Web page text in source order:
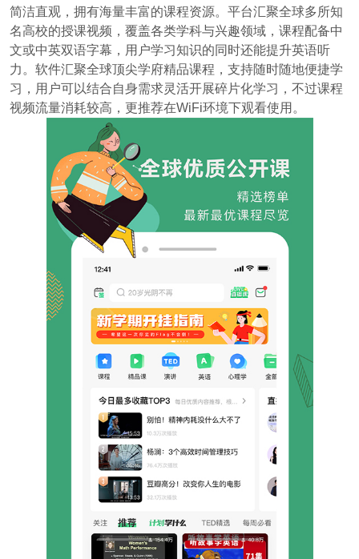
简洁直观，拥有海量丰富的课程资源。平台汇聚全球多所知
名高校的授课视频，覆盖各类学科与兴趣领域，课程配备中
文或中英双语字幕，用户学习知识的同时还能提升英语听
力。软件汇聚全球顶尖学府精品课程，支持随时随地便捷学
习，用户可以结合自身需求灵活开展碎片化学习，不过课程
视频流量消耗较高，更推荐在WiFi环境下观看使用。